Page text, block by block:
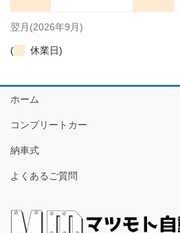
翌月(2026年9月)
( 休業日)
ホーム
コンプリートカー
納車式
よくあるご質問